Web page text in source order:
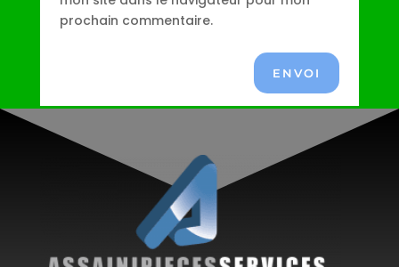
prochain commentaire.
ENVOI